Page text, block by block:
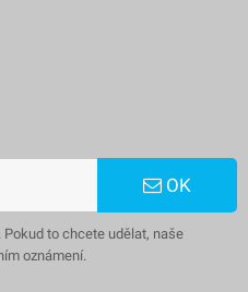
OK
to chcete udělat, naše
oznámení.